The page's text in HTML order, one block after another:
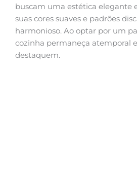
buscam uma estética elegante
suas cores suaves e padrões
harmonioso. Ao optar por um
cozinha permaneça atemporal
destaquem.